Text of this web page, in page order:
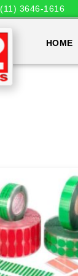
(11) 3646-1616
HOME